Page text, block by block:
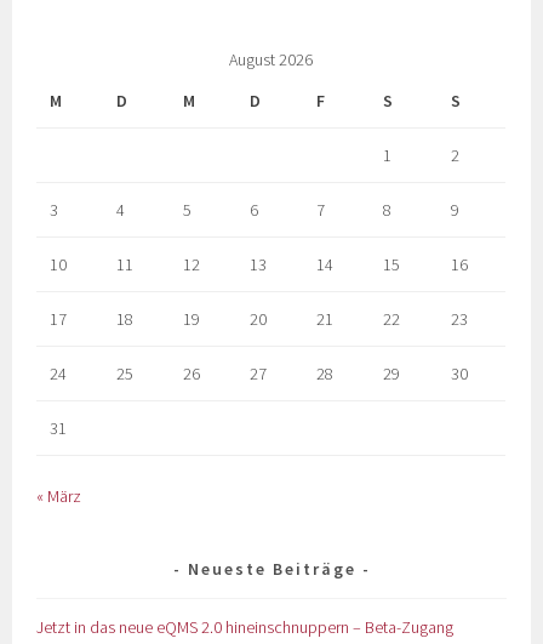
August 2026
M
D M D F S S
1 2
3 4 5 6 7 8 9
10 11 12 13 14 15 16
17 18 19 20 21 22 23
24 25 26 27 28 29 30
31
« März
Neueste Beiträge
Jetzt in das neue eQMS 2.0 hineinschnuppern – Beta-Zugang